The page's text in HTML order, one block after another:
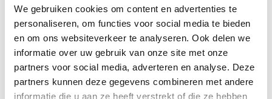
We gebruiken cookies om content en advertenties te
personaliseren, om functies voor social media te bieden
en om ons websiteverkeer te analyseren. Ook delen we
informatie over uw gebruik van onze site met onze
partners voor social media, adverteren en analyse. Deze
partners kunnen deze gegevens combineren met andere
informatie die u aan ze heeft verstrekt of die ze hebben
opslag van waardevolle spullen.
bescherming
De Nucleon Flex Plus Level 1
kniebescherming is zeer flexibel en
ademend, biedt hoge niveaus van
CAPTCHA